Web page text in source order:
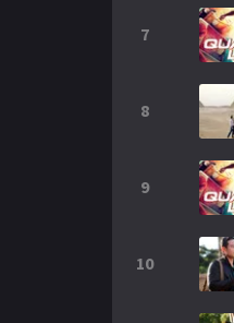
7
8
9
10